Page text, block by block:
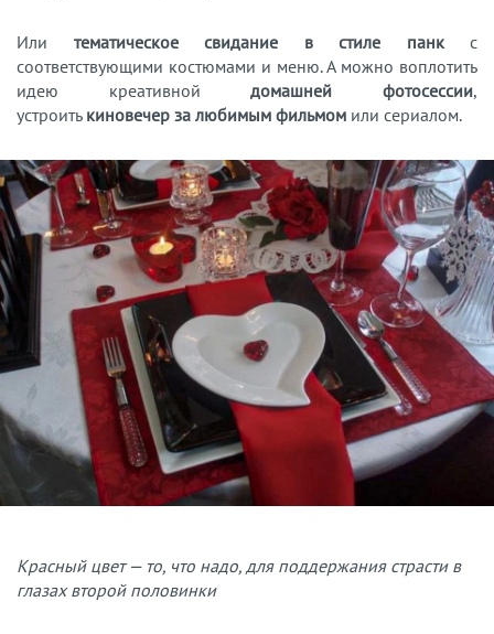
Или тематическое свидание в стиле панкс
соответствующими костюмами и меню. А можно воплотить
идею креативнойдомашней фотосессии,
устроить киновечер за любимым фильмом или сериалом.
Красный цвет — то, что надо, для поддержания страсти в
глазах второй половинки